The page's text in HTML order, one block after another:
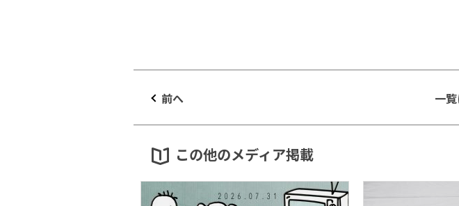
前へ 一
この他のメディア掲載